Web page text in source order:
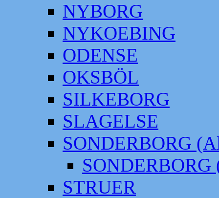
NYBORG
NYKOEBING
ODENSE
OKSBÖL
SILKEBORG
SLAGELSE
SONDERBORG
SONDERBORG
STRUER